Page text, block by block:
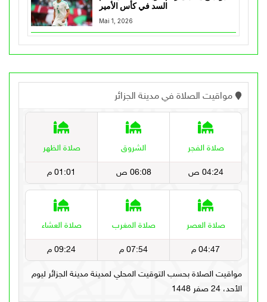
السد في كأس الأمير
Mai 1, 2026